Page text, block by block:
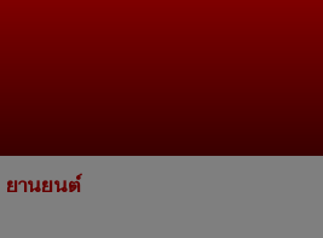
ยานยนต์